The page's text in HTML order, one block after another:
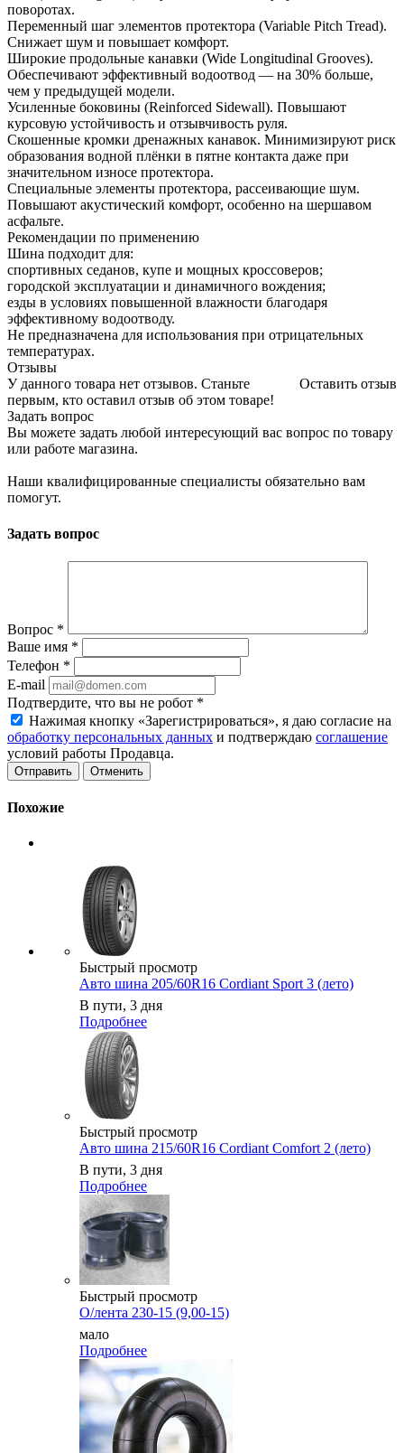
поворотах.
Переменный шаг элементов протектора (Variable Pitch Tread).
Снижает шум и повышает комфорт.
Широкие продольные канавки (Wide Longitudinal Grooves).
Обеспечивают эффективный водоотвод — на 30% больше,
чем у предыдущей модели.
Усиленные боковины (Reinforced Sidewall). Повышают
курсовую устойчивость и отзывчивость руля.
Скошенные кромки дренажных канавок. Минимизируют риск
образования водной плёнки в пятне контакта даже при
значительном износе протектора.
Специальные элементы протектора, рассеивающие шум.
Повышают акустический комфорт, особенно на шершавом
асфальте.
Рекомендации по применению
Шина подходит для:
спортивных седанов, купе и мощных кроссоверов;
городской эксплуатации и динамичного вождения;
езды в условиях повышенной влажности благодаря
эффективному водоотводу.
Не предназначена для использования при отрицательных
температурах.
Отзывы
Оставить отзыв
У данного товара нет отзывов. Станьте
первым, кто оставил отзыв об этом товаре!
Задать вопрос
Вы можете задать любой интересующий вас вопрос по товару
или работе магазина.
Наши квалифицированные специалисты обязательно вам
помогут.
Задать вопрос
Вопрос *
Ваше имя *
Телефон *
E-mail
Подтвердите, что вы не робот *
Нажимая кнопку «Зарегистрироваться», я даю согласие на
обработку персональных данных и подтверждаю соглашение
условий работы Продавца.
Отменить
Похожие
Быстрый просмотр
Авто шина 205/60R16 Cordiant Sport 3 (лето)
В пути, 3 дня
Подробнее
Быстрый просмотр
Авто шина 215/60R16 Cordiant Comfort 2 (лето)
В пути, 3 дня
Подробнее
Быстрый просмотр
О/лента 230-15 (9,00-15)
мало
Подробнее